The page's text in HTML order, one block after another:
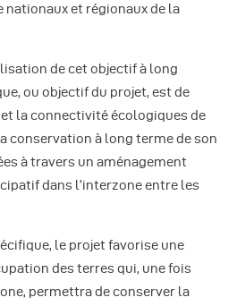
et régionaux de la
de cet objectif à long
ou objectif du projet, est de
la connectivité écologiques de
conservation à long terme de son
à travers un aménagement
dans l’interzone entre les
le projet favorise une
des terres qui, une fois
permettra de conserver la